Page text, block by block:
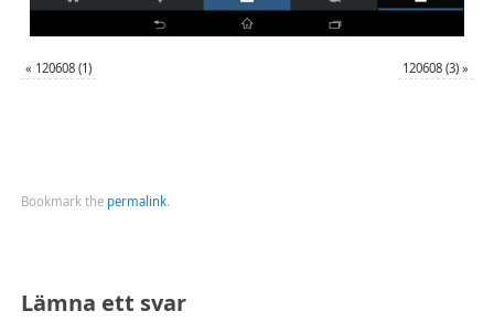
« 120608 (1) 120608 (3) »
Bookmark the permalink.
Lämna ett svar